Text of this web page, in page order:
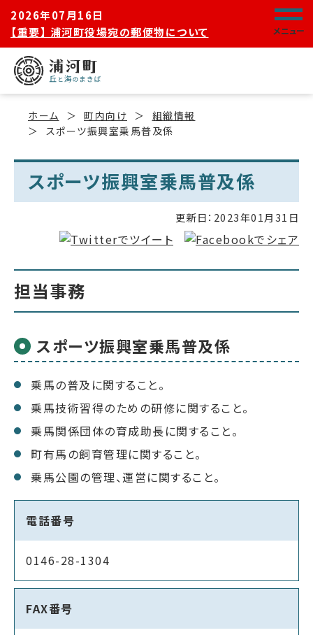
2026年07月16日
【重要】 浦河町役場宛の郵便物について
メニュー
ホーム 町内向け
組織情報
スポーツ振興室乗馬普及係
スポーツ振興室乗馬普及係
更新日： 2023年01月31日
担当事務
スポーツ振興室乗馬普及係
乗馬の普及に関すること。
乗馬技術習得のための研修に関すること。
乗馬関係団体の育成助長に関すること。
町有馬の飼育管理に関すること。
乗馬公園の管理、運営に関すること。
電話番号
0146-28-1304
FAX番号